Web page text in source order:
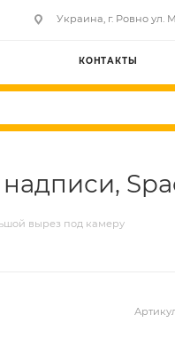
Украина, г. Ровно ул.
КОНТАКТЫ
вырез под камеру